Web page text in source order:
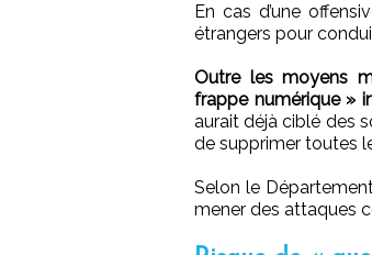
En cas d’une
étrangers pour
Outre les moyens
frappe numérique »
aurait déjà ciblé des
de supprimer toutes
Selon le
mener des attaques